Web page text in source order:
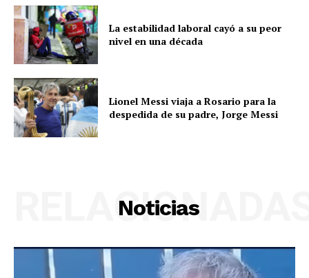
La estabilidad laboral cayó a su peor
nivel en una década
Lionel Messi viaja a Rosario para la
despedida de su padre, Jorge Messi
Noticias